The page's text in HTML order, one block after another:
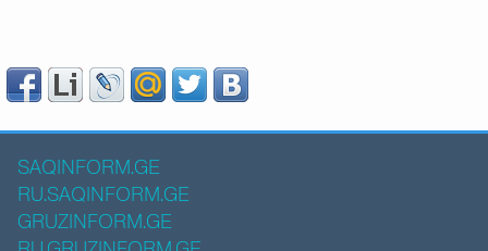
SAQINFORM.GE
RU.SAQINFORM.GE
GRUZINFORM.GE